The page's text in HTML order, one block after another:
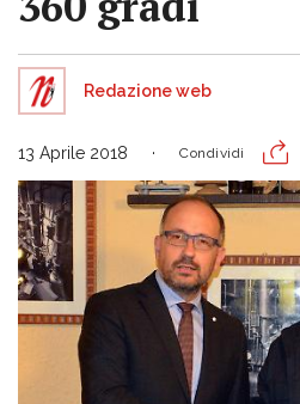
Redazione web
13 Aprile 2018 Condividi